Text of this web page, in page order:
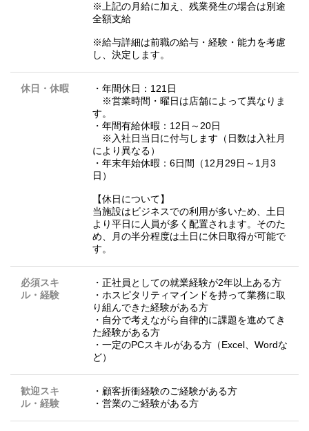
※上記の月給に加え、残業発生の場合は別途
全額支給
※給与詳細は前職の給与・経験・能力を考慮
し、決定します。
休日・休暇
・年間休日：121日
※営業時間・曜日は店舗によって異なりま
す。
・年間有給休暇：12日～20日
※入社日当日に付与します（日数は入社月
により異なる）
・年末年始休暇：6日間（12月29日～1月3
日）
【休日について】
当施設はビジネスでの利用が多いため、土日
より平日に人員が多く配置されます。そのた
め、月の半分程度は土日に休日取得が可能で
す。
必須スキ
ル・経験
・正社員としての就業経験が2年以上ある方
・ホスピタリティマインドを持って業務に取
り組んできた経験がある方
・自分で考えながら自律的に課題を進めてき
た経験がある方
・一定のPCスキルがある方（Excel、Wordな
ど）
歓迎スキ
ル・経験
・顧客折衝経験のご経験がある方
・営業のご経験がある方